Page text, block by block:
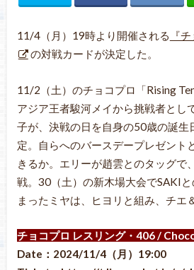
11/4（月）19時より開催される 『
の対戦カードが決定した。
11/2（土）のチョコプロ「Rising
アジア王者駿河メイから挑戦者とし
子が、決戦の日を自身の50歳の誕生
定。自らへのバースデープレゼント
きるか。エリーが趙雲とのタッグで
戦。30（土）の新木場大会でSAKI
まったミヤは、ヒヨリと組み、チエ
チョコプロ レスリング・406 /
Date：2024/11/4（月）19:00